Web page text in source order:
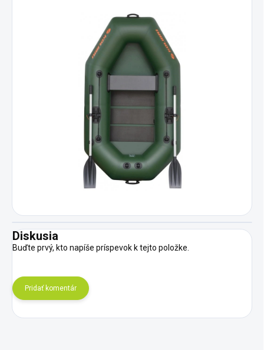
Diskusia
Buďte prvý, kto napíše príspevok k tejto položke.
Pridať komentár